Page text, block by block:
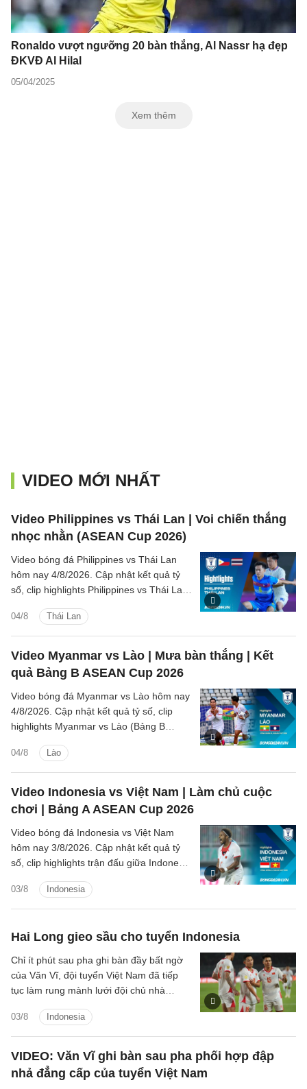
Ronaldo vượt ngưỡng 20 bàn thắng, Al Nassr hạ đẹp
ĐKVĐ Al Hilal
05/04/2025
Xem thêm
VIDEO MỚI NHẤT
Video Philippines vs Thái Lan | Voi chiến thắng
nhọc nhằn (ASEAN Cup 2026)
04/8 Thái Lan
Video bóng đá Philippines vs Thái Lan
hôm nay 4/8/2026. Cập nhật kết quả tỷ
số, clip highlights Philippines vs Thái Lan
huống trên sân.
Video Myanmar vs Lào | Mưa bàn thắng | Kết
quả Bảng B ASEAN Cup 2026
04/8 Lào
Video bóng đá Myanmar vs Lào hôm nay
4/8/2026. Cập nhật kết quả tỷ số, clip
highlights Myanmar vs Lào (Bảng B
sân.
Video Indonesia vs Việt Nam | Làm chủ cuộc
chơi | Bảng A ASEAN Cup 2026
03/8 Indonesia
Video bóng đá Indonesia vs Việt Nam
hôm nay 3/8/2026. Cập nhật kết quả tỷ
số, clip highlights trận đấu giữa Indonesia
Hai Long gieo sầu cho tuyển Indonesia
03/8 Indonesia
Chỉ ít phút sau pha ghi bàn đầy bất ngờ
của Văn Vĩ, đội tuyển Việt Nam đã tiếp
tục làm rung mành lưới đội chủ nhà
Nguyễn Hai Long.
VIDEO: Văn Vĩ ghi bàn sau pha phối hợp đập
nhả đẳng cấp của tuyển Việt Nam